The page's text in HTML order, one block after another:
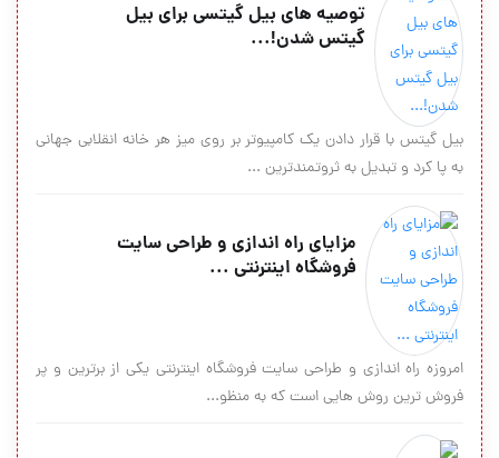
توصیه های بیل گیتسی برای بیل
گیتس شدن!...
بیل گیتس با قرار دادن یک کامپیوتر بر روی میز هر خانه انقلابی جهانی
به پا کرد و تبدیل به ثروتمندترین ...
مزایای راه اندازی و طراحی سایت
فروشگاه اینترنتی ...
امروزه راه اندازی و طراحی سایت فروشگاه اینترنتی یکی از برترین و پر
فروش ترین روش هایی است که به منظو...